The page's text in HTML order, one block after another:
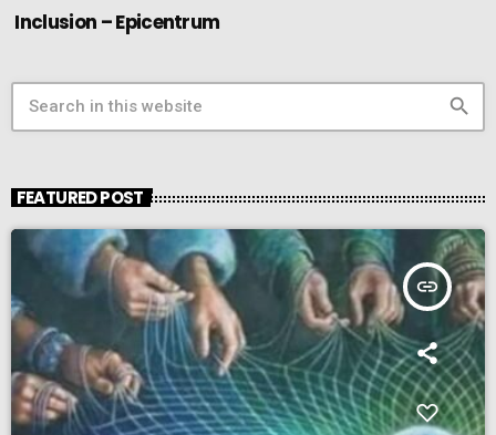
Inclusion – Epicentrum
search
FEATURED POST
insert_link